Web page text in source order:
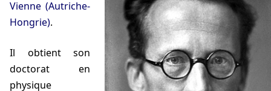
Vienne (Autriche-
Hongrie).
Il obtient son
doctorat en
physique